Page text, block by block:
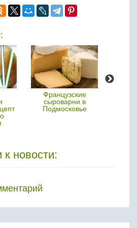
Французские
сыроварни в
Подмосковье
новости: